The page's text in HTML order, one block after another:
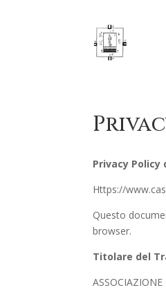
Privacy Policy
Https://
Questo
browser.
Titolare del